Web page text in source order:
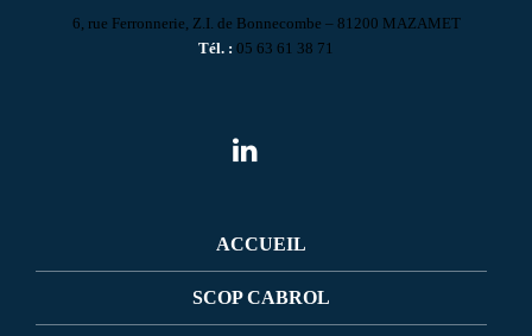
6, rue Ferronnerie, Z.I. de Bonnecombe – 81200 MAZAMET
Tél. : 05 63 61 38 71
ACCUEIL
SCOP CABROL